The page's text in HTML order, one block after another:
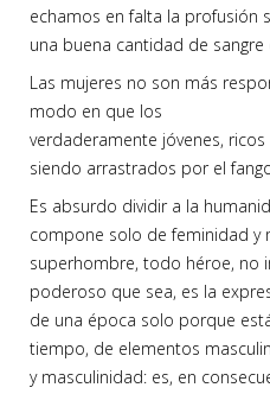
echamos en falta la profusión
una buena cantidad de
Las mujeres no son más
modo en que los
verdaderamente jóvenes, ricos
siendo arrastrados por el
Es absurdo dividir a la
compone solo de feminidad y
superhombre, todo héroe, no
poderoso que sea, es la
de una época solo porque
tiempo, de elementos
y masculinidad: es, en